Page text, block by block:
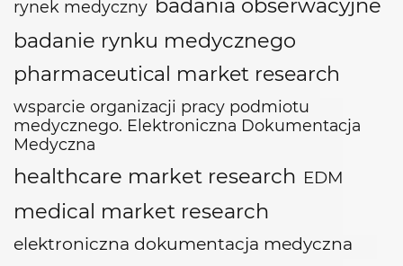
rynek medyczny badania obserwacyjne
badanie rynku medycznego
pharmaceutical market research
wsparcie organizacji pracy podmiotu
medycznego. Elektroniczna Dokumentacja
Medyczna
healthcare market research EDM
medical market research
elektroniczna dokumentacja medyczna